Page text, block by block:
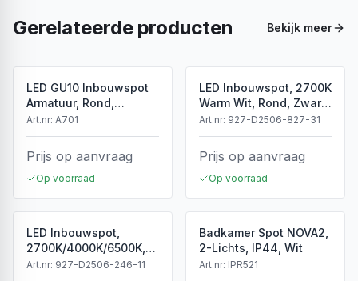
Gerelateerde producten Bekijk meer
LED GU10 Inbouwspot
Armatuur, Rond,
Kantelbaar, IP20, Wit
Art.nr: A701
Prijs op aanvraag
Op voorraad
LED Inbouwspot, 2700K
Warm Wit, Rond, Zwart,
Dimbaar, IP44
Art.nr: 927-D2506-827-31
Prijs op aanvraag
Op voorraad
LED Inbouwspot,
2700K/4000K/6500K,
Dimbaar, Wit, IP44
Art.nr: 927-D2506-246-11
Badkamer Spot NOVA2,
2-Lichts, IP44, Wit
Art.nr: IPR521